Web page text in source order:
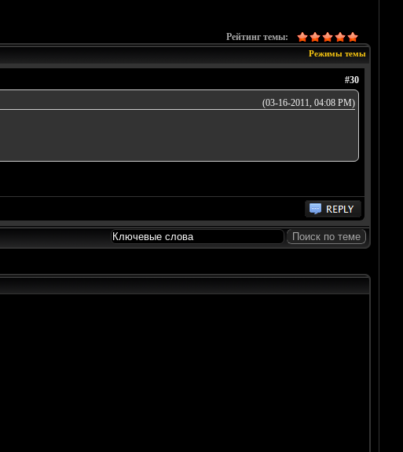
Рейтинг темы:
Режимы темы
#30
(03-16-2011, 04:08 PM)